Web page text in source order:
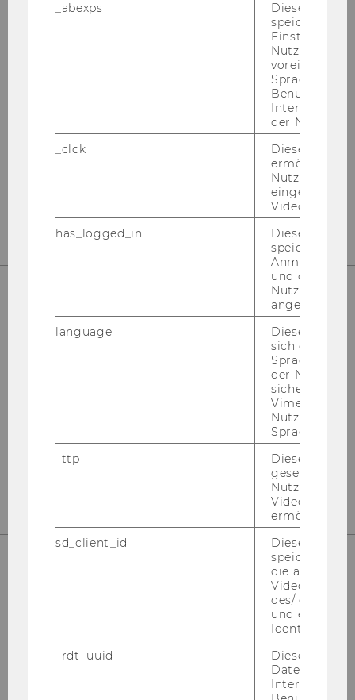
Institute for Austrian and
Welthandelsplatz 1
1020 Vienna
UNSERE SOCIAL MEDIA KANÄLE
Please click here to subscribe to
_abexps
Dieses Cookie
speichert
Nutzer*in, zB.
Sprache,
der Nutzer*in
_clck
Dieses Cookie
ermöglicht
Nutzung des
Video Players
has_logged_in
Dieses Cookie
speichert
und ob sich
Nutzer*in
angemeldet
language
Dieses
sich die
der
Vimeo in der
Nutzer
Sprache
_ttp
Dieser
gesetzt, um
Nutzung des
Videoplayers
ermöglichen
sd_client_id
Dieses Cookie
speichert
die aktuellen
des/ der
und einen
_rdt_uuid
Dieses
Daten über